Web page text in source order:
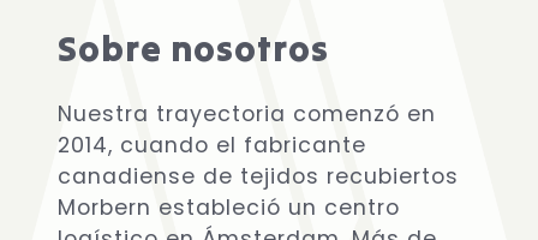
Sobre nosotros
Nuestra trayectoria comenzó en
2014, cuando el fabricante
canadiense de tejidos recubiertos
Morbern estableció un centro